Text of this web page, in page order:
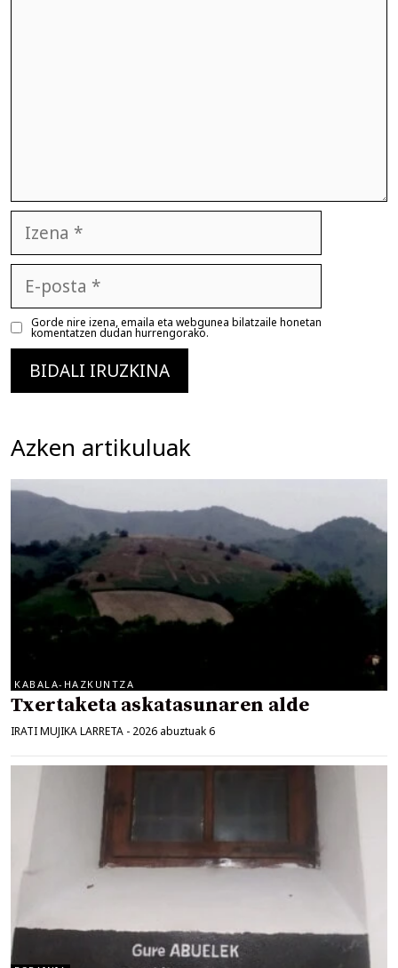
posta
Gorde nire izena, emaila eta webgunea bilatzaile honetan
komentatzen dudan hurrengorako.
Azken artikuluak
KABALA-HAZKUNTZA
Txertaketa askatasunaren alde
IRATI MUJIKA LARRETA - 2026 abuztuak 6